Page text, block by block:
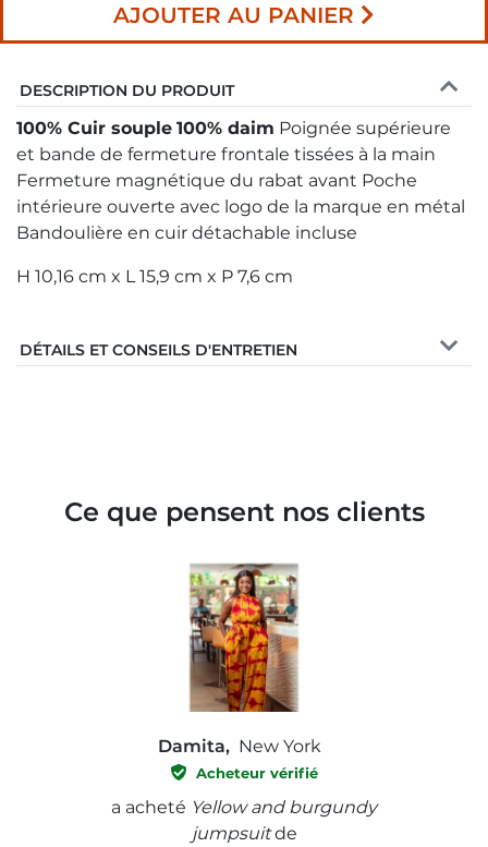
AJOUTER AU PANIER
DESCRIPTION DU PRODUIT
100% Cuir souple 100% daim Poignée supérieure
et bande de fermeture frontale tissées à la main
Fermeture magnétique du rabat avant Poche
intérieure ouverte avec logo de la marque en métal
Bandoulière en cuir détachable incluse
H 10,16 cm x L 15,9 cm x P 7,6 cm
DÉTAILS ET CONSEILS D'ENTRETIEN
Ce que pensent nos clients
Damita, New York
Acheteur vérifié
a acheté Yellow and burgundy
jumpsuitde